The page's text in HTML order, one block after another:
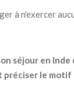
à n'exercer
séjour en
le motif